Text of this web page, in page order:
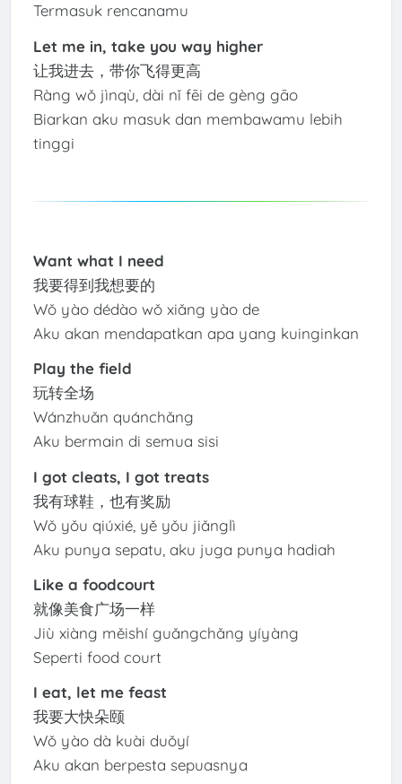
Termasuk rencanamu
Let me in, take you way higher
让我进去，带你飞得更高
Ràng wǒ jìnqù, dài nǐ fēi de gèng gāo
Biarkan aku masuk dan membawamu lebih
tinggi
Want what I need
我要得到我想要的
Wǒ yào dédào wǒ xiǎng yào de
Aku akan mendapatkan apa yang kuinginkan
Play the field
玩转全场
Wánzhuǎn quánchǎng
Aku bermain di semua sisi
I got cleats, I got treats
我有球鞋，也有奖励
Wǒ yǒu qiúxié, yě yǒu jiǎnglì
Aku punya sepatu, aku juga punya hadiah
Like a foodcourt
就像美食广场一样
Jiù xiàng měishí guǎngchǎng yíyàng
Seperti food court
I eat, let me feast
我要大快朵颐
Wǒ yào dà kuài duǒyí
Aku akan berpesta sepuasnya